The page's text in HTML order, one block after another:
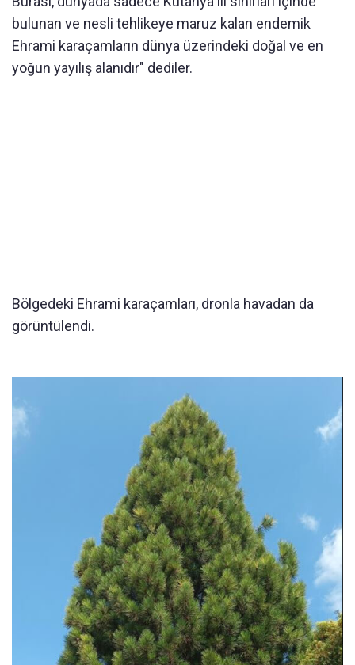
bulunan ve nesli tehlikeye maruz kalan endemik
Ehrami karaçamların dünya üzerindeki doğal ve en
yoğun yayılış alanıdır" dediler.
Bölgedeki Ehrami karaçamları, dronla havadan da
görüntülendi.